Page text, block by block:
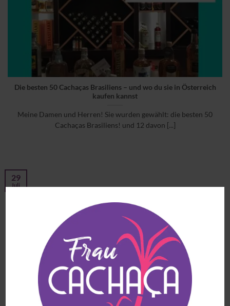
Die besten 50 Cachaças Brasiliens – und wo du sie in Österreich
kaufen kannst
Meine Damen und Herren! Sie wurden gewählt: die besten 50
Cachaças Brasiliens! und 12 davon [...]
# 3 Entrevista com a Chris Amin – Cachaça Tiê
29
Juli